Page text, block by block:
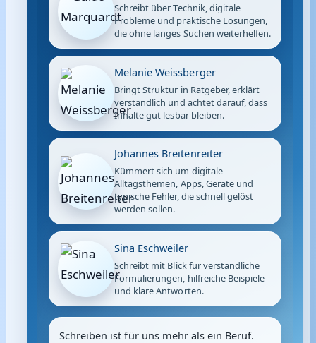
Schreibt über Technik, digitale
Probleme und praktische Lösungen,
die ohne langes Suchen weiterhelfen.
Melanie Weissberger
Bringt Struktur in Ratgeber, erklärt
verständlich und achtet darauf, dass
Inhalte gut lesbar bleiben.
Johannes Breitenreiter
Kümmert sich um digitale
Alltagsthemen, Apps, Geräte und
typische Fehler, die schnell gelöst
werden sollen.
Sina Eschweiler
Schreibt mit Blick für verständliche
Formulierungen, hilfreiche Beispiele
und klare Antworten.
Schreiben ist für uns mehr als ein Beruf.